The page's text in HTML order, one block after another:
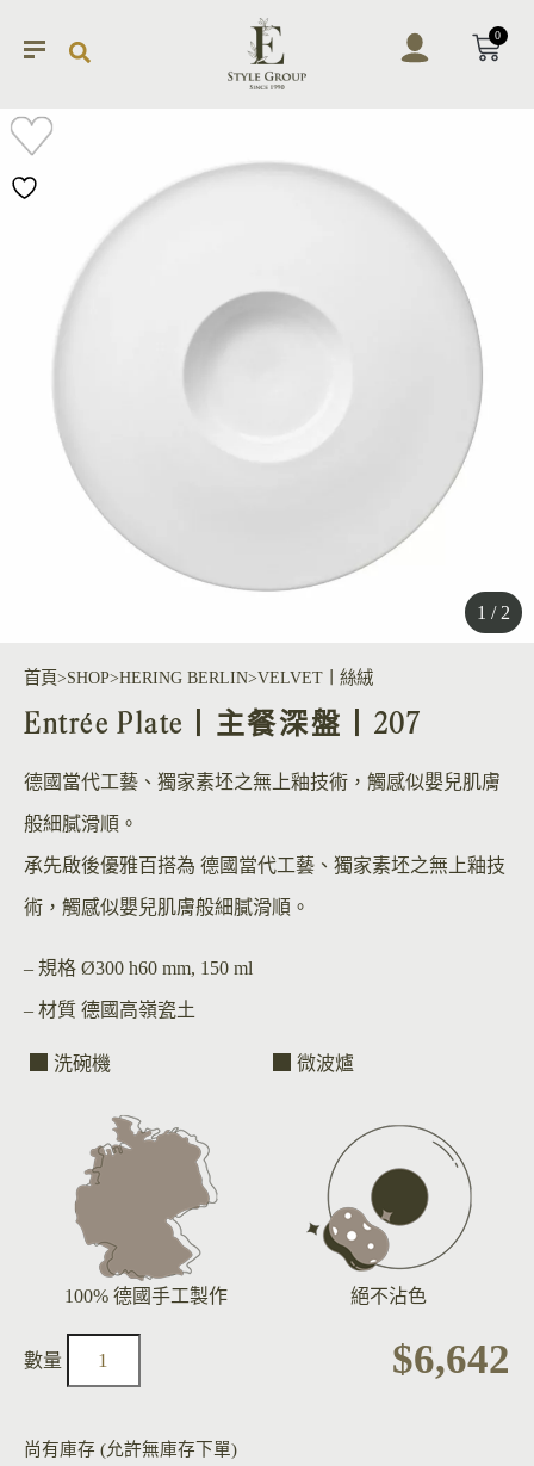
0
1 / 2
首頁 SHOP HERING BERLIN VELVET丨絲絨
Entrée Plate丨主餐深盤丨207
德國當代工藝、獨家素坯之無上釉技術，觸感似嬰兒肌膚
般細膩滑順。
承先啟後優雅百搭為 德國當代工藝、獨家素坯之無上釉技
術，觸感似嬰兒肌膚般細膩滑順。
– 規格 Ø300 h60 mm, 150 ml
– 材質 德國高嶺瓷土
洗碗機 微波爐
100% 德國手工製作 絕不沾色
$6,642
尚有庫存 (允許無庫存下單)